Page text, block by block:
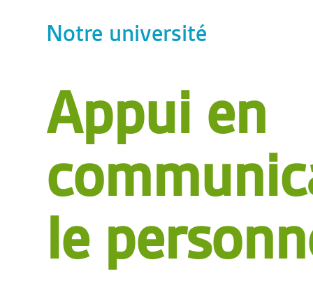
Notre université
Appui en
le